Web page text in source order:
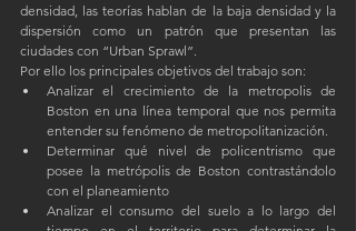
densidad, las teorías hablan de la baja densidad y la
dispersión como un patrón que presentan las
ciudades con “Urban Sprawl”.
Por ello los principales objetivos del trabajo son:
Analizar el crecimiento de la metropolis de
Boston en una línea temporal que nos permita
entender su fenómeno de metropolitanización.
Determinar qué nivel de policentrismo que
posee la metrópolis de Boston contrastándolo
con el planeamiento
Analizar el consumo del suelo a lo largo del